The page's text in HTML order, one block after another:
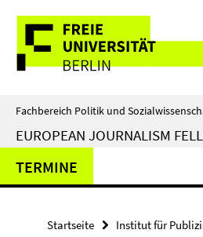
direkt
Inhalt
Service-
Navigation
Fachbereich Politik und
EUROPEAN JOURNALISM
TERMINE
Startseite Institut für